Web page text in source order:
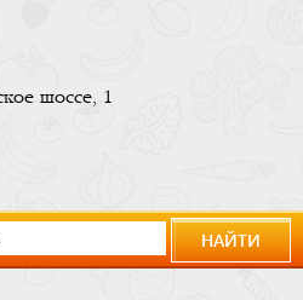
шоссе, 1
НАЙТИ